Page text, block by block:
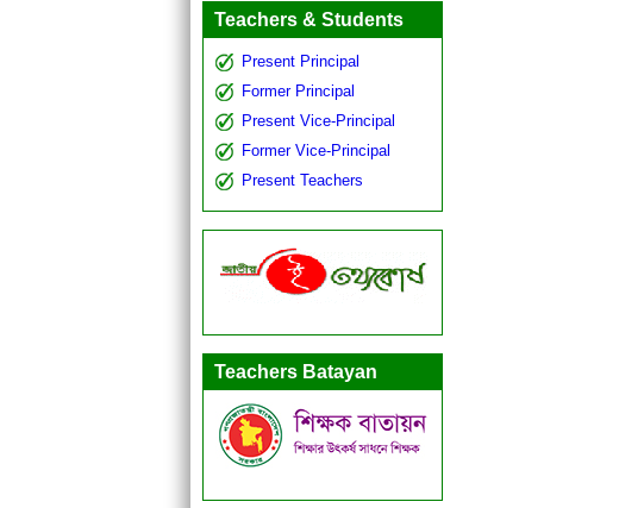
Teachers & Students
Present Principal
Former Principal
Present Vice-Principal
Former Vice-Principal
Present Teachers
Teachers Batayan